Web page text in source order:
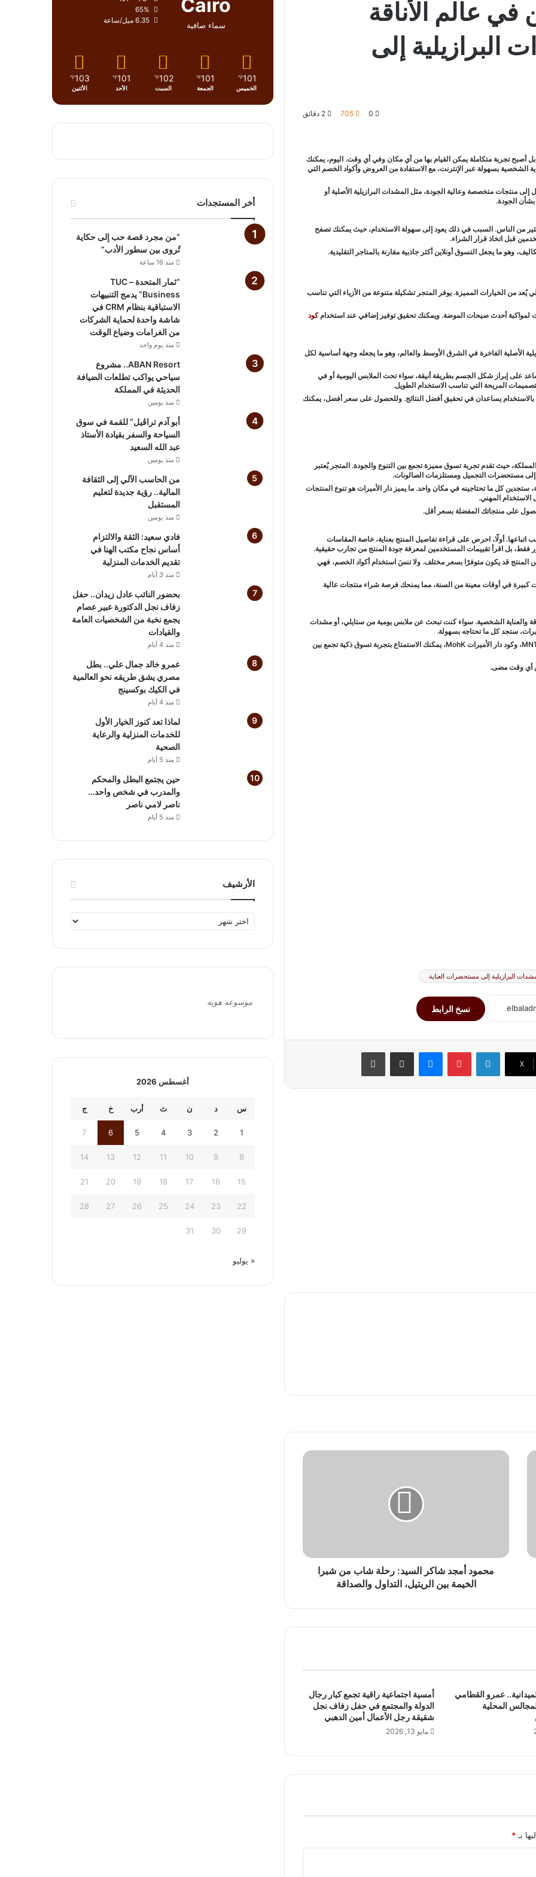
في عالم الأناقة
إلى
0
705
تجربة متكاملة يمكن القيام بها من أي مكان وفي أي وقت. اليوم، يمكنك
الشخصية بسهولة عبر الإنترنت، مع الاستفادة من العروض وأكواد الخصم التي
منتجات متخصصة وعالية الجودة، مثل المشدات البرازيلية الأصلية أو
بشأن الجودة.
من الناس. السبب في ذلك يعود إلى سهولة الاستخدام، حيث يمكنك تصفح
قبل اتخاذ قرار الشراء.
وهو ما يجعل التسوق أونلاين أكثر جاذبية مقارنة بالمتاجر التقليدية.
من الخيارات المميزة. يوفر المتجر تشكيلة متنوعة من الأزياء التي تناسب
لمواكبة أحدث صيحات الموضة. ويمكنك تحقيق توفير إضافي عند استخدامكود
الأصلية الفاخرة في الشرق الأوسط والعالم، وهو ما يجعله وجهة أساسية لكل
على إبراز شكل الجسم بطريقة أنيقة، سواء تحت الملابس اليومية أو في
المريحة التي تناسب الاستخدام الطويل.
بالاستخدام يساعدان في تحقيق أفضل النتائج. وللحصول على سعر أفضل، يمكنك
حيث تقدم تجربة تسوق مميزة تجمع بين التنوع والجودة. المتجر يُعتبر
إلى مستحضرات التجميل ومستلزمات الصالونات.
ستجدين كل ما تحتاجينه في مكان واحد. ما يميز دار الأميرات هو تنوع المنتجات
المهني.
أولًا، احرص على قراءة تفاصيل المنتج بعناية، خاصة المقاسات
فقط، بل اقرأ تقييمات المستخدمين لمعرفة جودة المنتج من تجارب حقيقية.
المنتج قد يكون متوفرًا بسعر مختلف. ولا تنسَ استخدام أكواد الخصم، فهي
كبيرة في أوقات معينة من السنة، مما يمنحك فرصة شراء منتجات عالية
والعناية الشخصية. سواء كنت تبحث عن ملابس يومية من ستايلي، أو مشدات
ستجد كل ما تحتاجه بسهولة.
ومع استخدام أكواد الخصم مثل كود ستايلي FFT، وكود مترو برازيل MN11، وكود دار الأميرات MohK، يمكنك الاستمتاع بتجربة تسوق ذكية تجمع بين
أي وقت مضى.
البرازيلية إلى مستحضرات العناية
نسخ الرابط
‫X
لينكدإن بينتيريست
م
د
ر
د
ر
ح
ا
ا
محمود أمجد شاكر السيد: رحلة شاب من شبرا
الخيمة بين الريتيل، التداول والصداقة
عمرو القطامي
المحلية
أمسية اجتماعية راقية تجمع كبار رجال
الدولة والمجتمع في حفل زفاف نجل
شقيقة رجل الأعمال أمين الدهبي
مايو 13, 2026
بـ *
Cairo
سماء صافية
65%
6.35 ميل/ساعة
101
℉
الخميس
101
℉
الجمعة
102
℉
السبت
101
℉
الأحد
103
℉
الأثنين
أخر المستجدات
“من مجرد قصة حب إلى حكاية
تُروى بين سطور الأدب”
منذ 16 ساعة
“ثمار المتحدة – TUC
Business” يدمج التنبيهات
الاستباقية بنظام CRM في
شاشة واحدة لحماية الشركات
من الغرامات وضياع الوقت
منذ يوم واحد
ABAN Resort.. مشروع
سياحي يواكب تطلعات الضيافة
الحديثة في المملكة
منذ يومين
أبو آدم تراڤيل” للقمة في سوق
السياحة والسفر بقيادة الأستاذ
عبد الله السعيد
منذ يومين
من الحاسب الآلي إلى الثقافة
المالية.. رؤية جديدة لتعليم
المستقبل
منذ يومين
فادي سعيد: الثقة والالتزام
أساس نجاح مكتب الهنا في
تقديم الخدمات المنزلية
منذ 3 أيام
بحضور النائب عادل زيدان.. حفل
زفاف نجل الدكتورة عبير عصام
يجمع نخبة من الشخصيات العامة
والقيادات
منذ 4 أيام
عمرو خالد جمال علي.. بطل
مصري يشق طريقه نحو العالمية
في الكيك بوكسينج
منذ 4 أيام
لماذا تعد كنوز الخيار الأول
للخدمات المنزلية والرعاية
الصحية
منذ 5 أيام
حين يجتمع البطل والمحكم
والمدرب في شخص واحد…
ناصر لامي ناصر
منذ 5 أيام
الأرشيف
ل
ش
موسوعه هويه
أغسطس 2026
س د ن ث أرب خ ج
1
2
3
4
5
6
7
8
9
10
11
12
13
14
15
16
17
18
19
20
21
22
23
24
25
26
27
28
29
30
31
« يوليو